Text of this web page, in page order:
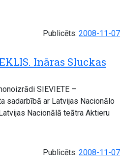
Publicēts: 2008-11-07
Ināras Sluckas
SIEVIETE –
sadarbībā ar Latvijas Nacionālo
Nacionālā teātra Aktieru
Publicēts: 2008-11-07